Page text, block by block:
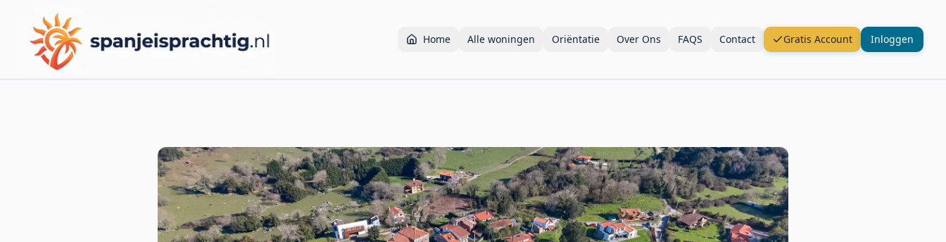
Home Alle woningen Oriëntatie Over Ons FAQS Contact Gratis Account Inloggen